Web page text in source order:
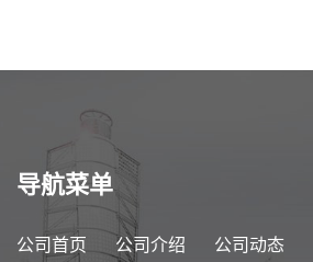
导航菜单
公司首页 公司介绍 公司动态